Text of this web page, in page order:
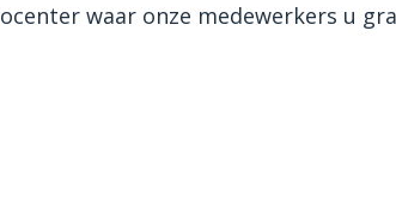
waar onze medewerkers u